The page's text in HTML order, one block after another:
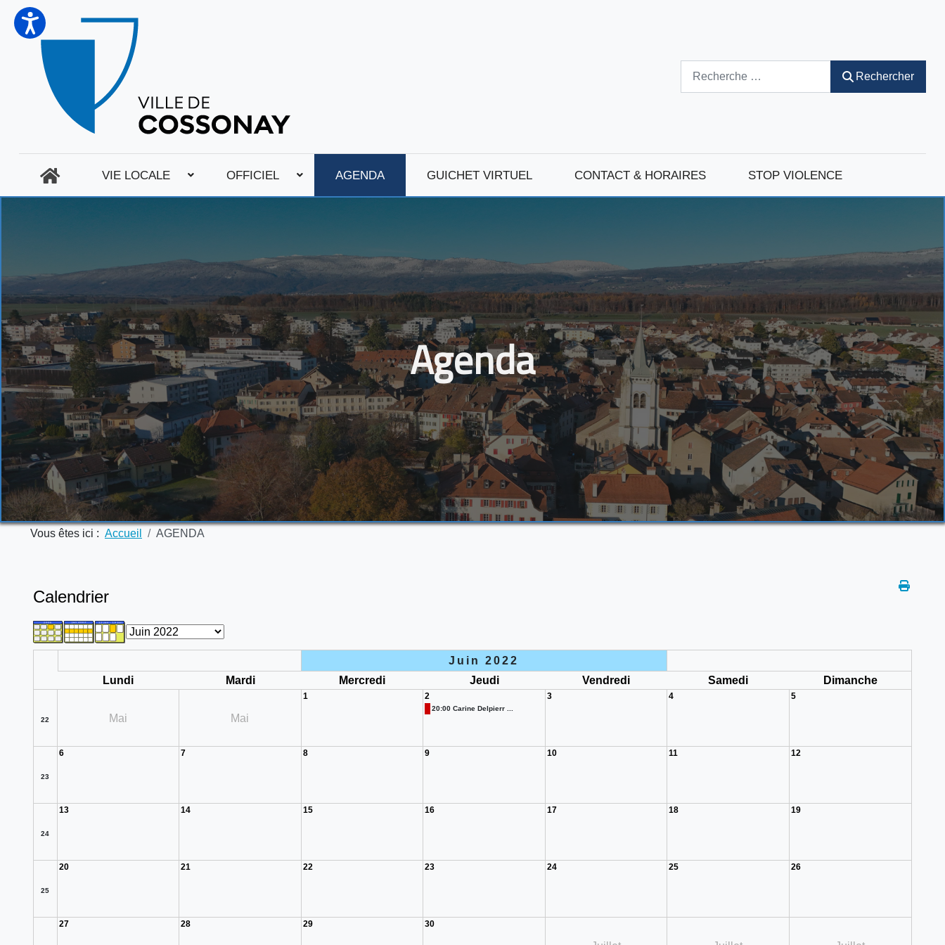
Rechercher
VIE LOCALE OFFICIEL AGENDA GUICHET VIRTUEL CONTACT & HORAIRES STOP VIOLENCE
Agenda
Vous êtes ici : Accueil AGENDA
Calendrier
Juin 2022
Lundi
Mardi Mercredi Jeudi Vendredi Samedi Dimanche
22 Mai Mai
1 2
20:00 Carine Delpierr ...
3 4 5
23
6 7 8 9 10 11 12
24
13 14 15 16 17 18 19
25
20 21 22 23 24 25 26
27 28 29 30